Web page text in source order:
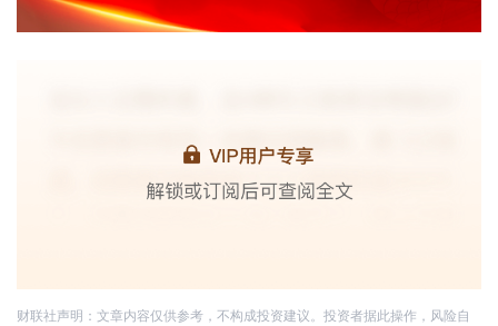
财联社声明：文章内容仅供参考，不构成投资建议。投资者据此操作，风险自